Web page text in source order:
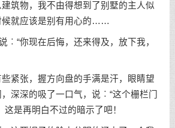
筑物，我不由得想到了别墅的主人似
候就应该是别有用心的……
︰“你现在后悔，还来得及，放下我，
紧张，握方向盘的手满是汗，眼睛望
深深的吸了一口气，说︰“这个栅栏门
这是再明白不过的暗示了吧！